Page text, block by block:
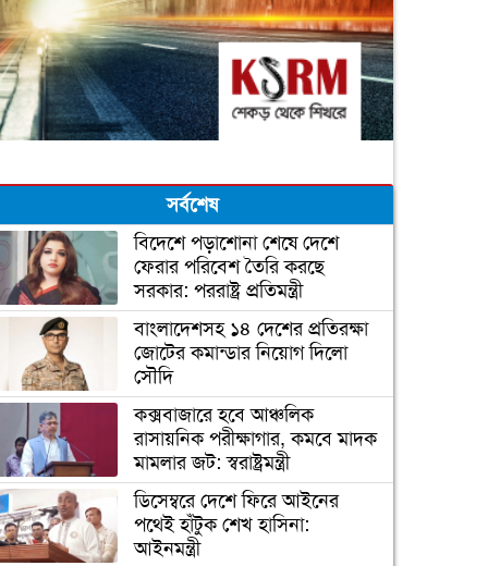
সর্বশেষ
বিদেশে পড়াশোনা শেষে দেশে
ফেরার পরিবেশ তৈরি করছে
সরকার: পররাষ্ট্র প্রতিমন্ত্রী
বাংলাদেশসহ ১৪ দেশের প্রতিরক্ষা
জোটের কমান্ডার নিয়োগ দিলো
সৌদি
কক্সবাজারে হবে আঞ্চলিক
রাসায়নিক পরীক্ষাগার, কমবে মাদক
মামলার জট: স্বরাষ্ট্রমন্ত্রী
ডিসেম্বরে দেশে ফিরে আইনের
পথেই হাঁটুক শেখ হাসিনা:
আইনমন্ত্রী